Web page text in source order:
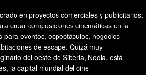
en proyectos comerciales y publicitarios,
crear composiciones cinemáticas en la
para eventos, espectáculos, negocios
de escape. Quizá muy
del oeste de Siberia, Nodia, está
la capital mundial del cine